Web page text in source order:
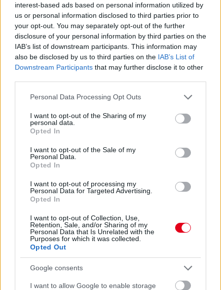
interest-based ads based on personal information utilized by
us or personal information disclosed to third parties prior to
your opt-out. You may separately opt-out of the further
disclosure of your personal information by third parties on the
IAB’s list of downstream participants. This information may
also be disclosed by us to third parties on the IAB’s List of
Downstream Participants that may further disclose it to other
Please note that this website/app uses one or more Google
not limited to your visit or usage behaviour. You may click to
grant or deny consent to Google and its third-party tags to
use your data for below specified purposes in below Google
consent section.
Personal Data Processing Opt Outs
I want to opt-out of the Sharing of my
personal data.
Opted In
I want to opt-out of the Sale of my
Personal Data.
Opted In
I want to opt-out of processing my
Personal Data for Targeted Advertising.
Opted In
I want to opt-out of Collection, Use,
Retention, Sale, and/or Sharing of my
Personal Data that Is Unrelated with the
Purposes for which it was collected.
Opted Out
Google consents
I want to allow Google to enable storage
19 órája
Kerékpáros világbajnokságra kvalifikálta magát Bottas az